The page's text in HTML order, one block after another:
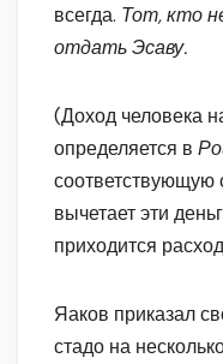
всегда. Тот, кто
отдать Эсаву.
(Доход человека
определяется в
соответствующую
вычетает эти
приходится
Яаков приказал
стадо на